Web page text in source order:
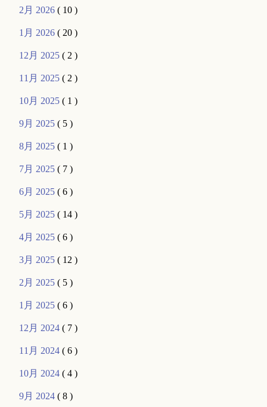
2月 2026( 10 )
1月 2026( 20 )
12月 2025( 2 )
11月 2025( 2 )
10月 2025( 1 )
9月 2025( 5 )
8月 2025( 1 )
7月 2025( 7 )
6月 2025( 6 )
5月 2025( 14 )
4月 2025( 6 )
3月 2025( 12 )
2月 2025( 5 )
1月 2025( 6 )
12月 2024( 7 )
11月 2024( 6 )
10月 2024( 4 )
9月 2024( 8 )